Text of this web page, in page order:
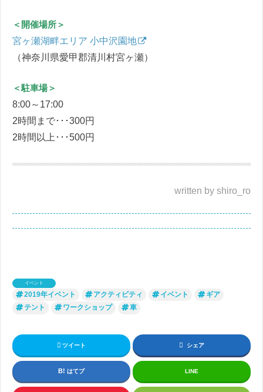
＜開催場所＞
宮ヶ瀬湖畔エリア 小中沢園地
（神奈川県愛甲郡清川村宮ヶ瀬）
＜駐車場＞
8:00～17:00
2時間まで･･･300円
2時間以上･･･500円
written by shiro_ro
イベント
2019年イベント アクティビティ イベント
ギア
テント
ワークショップ 車
ツイート シェア
はてブ LINE